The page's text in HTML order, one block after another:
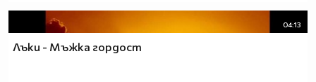
04:13
Лъки - Мъжка гордост